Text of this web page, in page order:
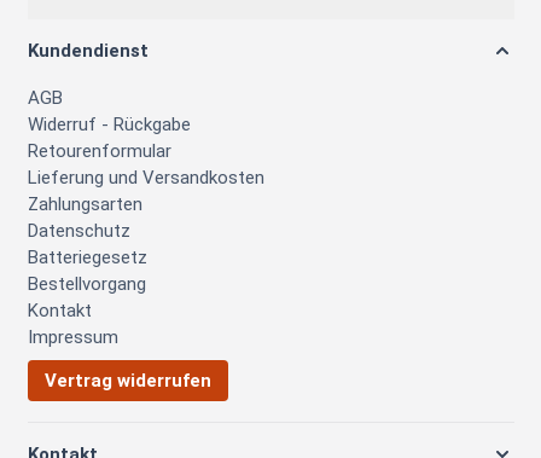
Kundendienst
AGB
Widerruf - Rückgabe
Retourenformular
Lieferung und Versandkosten
Zahlungsarten
Datenschutz
Batteriegesetz
Bestellvorgang
Kontakt
Impressum
Vertrag widerrufen